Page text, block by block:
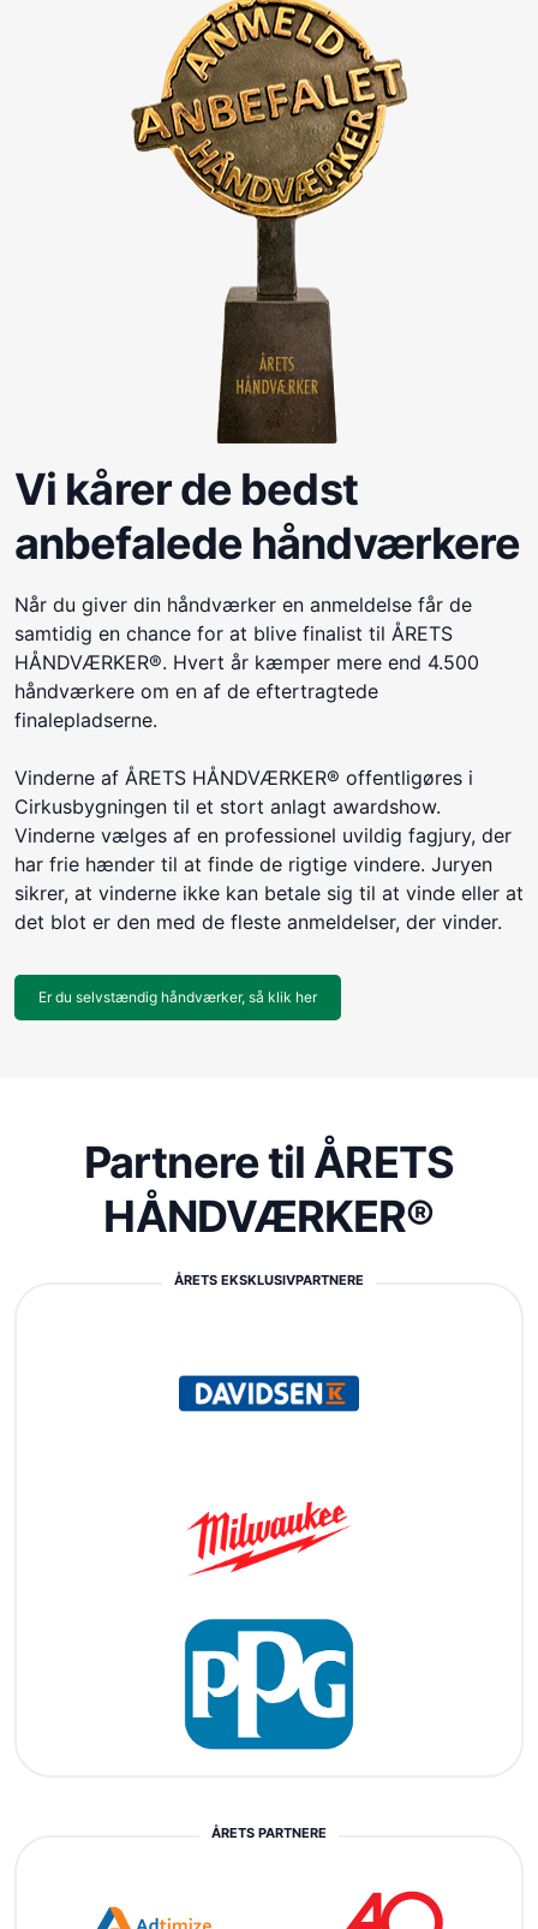
Vi kårer de bedst
anbefalede håndværkere
Når du giver din håndværker en anmeldelse får de
samtidig en chance for at blive finalist til ÅRETS
HÅNDVÆRKER®. Hvert år kæmper mere end 4.500
håndværkere om en af de eftertragtede
finalepladserne.
Vinderne af ÅRETS HÅNDVÆRKER® offentligøres i
Cirkusbygningen til et stort anlagt awardshow.
Vinderne vælges af en professionel uvildig fagjury, der
har frie hænder til at finde de rigtige vindere. Juryen
sikrer, at vinderne ikke kan betale sig til at vinde eller at
det blot er den med de fleste anmeldelser, der vinder.
Er du selvstændig håndværker, så klik her
Partnere til ÅRETS
HÅNDVÆRKER®
ÅRETS EKSKLUSIVPARTNERE
ÅRETS PARTNERE